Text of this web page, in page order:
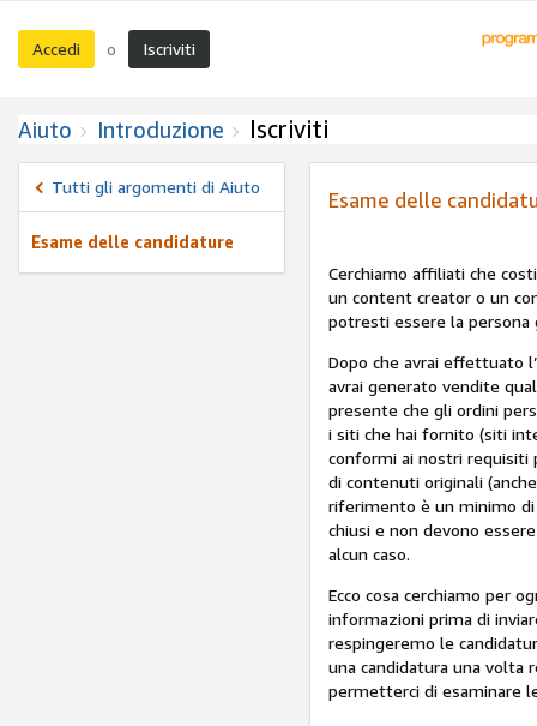
Accedi o Iscriviti
Aiuto Introduzione Iscriviti
Tutti gli argomenti di Aiuto
Esame delle candidature
Esame delle
Cerchiamo affiliati che
un content creator o un
potresti essere la persona
Dopo che avrai effettuato
avrai generato vendite
presente che gli ordini
i siti che hai fornito (siti
conformi ai nostri requisiti
di contenuti originali
riferimento è un minimo di
chiusi e non devono
alcun caso.
Ecco cosa cerchiamo per
informazioni prima di
respingeremo le
una candidatura una volta
permetterci di esaminare